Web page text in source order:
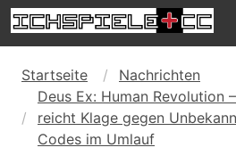
Startseite
Nachrichten
Deus Ex: Human Revolution
reicht Klage gegen
Codes im Umlauf